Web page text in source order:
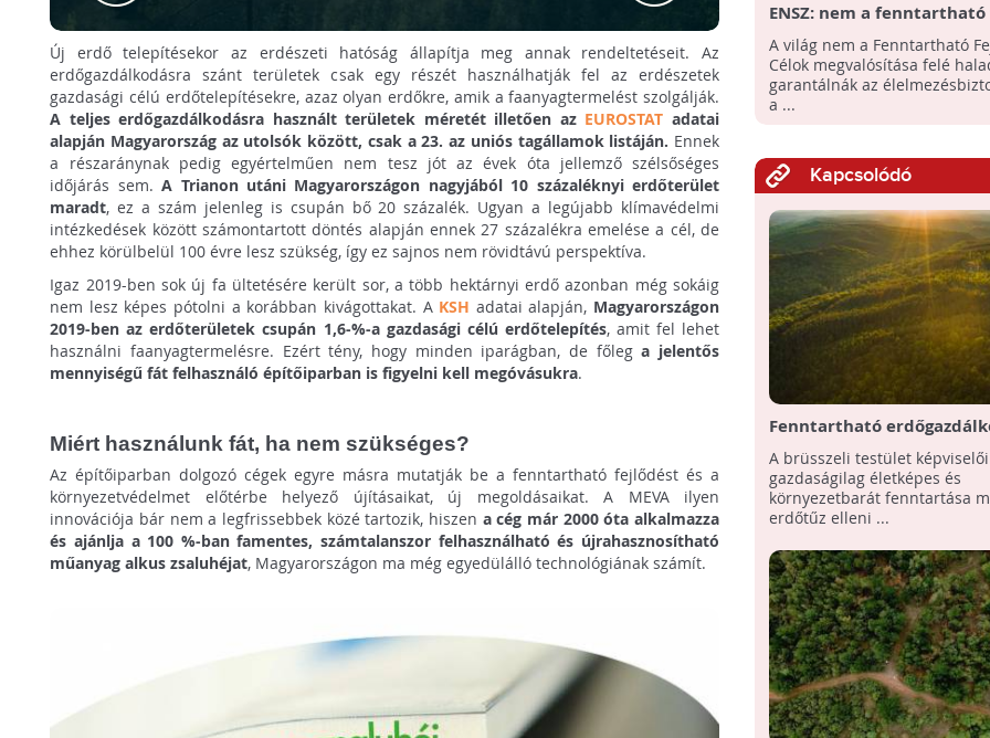
Új erdő telepítésekor az erdészeti hatóság állapítja meg annak rendeltetéseit. Az
erdőgazdálkodásra szánt területek csak egy részét használhatják fel az erdészetek
gazdasági célú erdőtelepítésekre, azaz olyan erdőkre, amik a faanyagtermelést szolgálják.
A teljes erdőgazdálkodásra használt területek méretét illetően az EUROSTAT adatai
alapján Magyarország az utolsók között, csak a 23. az uniós tagállamok listáján. Ennek
a részaránynak pedig egyértelműen nem tesz jót az évek óta jellemző szélsőséges
időjárás sem.A Trianon utáni Magyarországon nagyjából 10 százaléknyi erdőterület
maradt, ez a szám jelenleg is csupán bő 20 százalék. Ugyan a legújabb klímavédelmi
intézkedések között számontartott döntés alapján ennek 27 százalékra emelése a cél, de
ehhez körülbelül 100 évre lesz szükség, így ez sajnos nem rövidtávú perspektíva.
Igaz 2019-ben sok új fa ültetésére került sor, a több hektárnyi erdő azonban még sokáig
nem lesz képes pótolni a korábban kivágottakat. A KSH adatai alapján, Magyarországon
2019-ben az erdőterületek csupán 1,6-%-a gazdasági célú erdőtelepítés, amit fel lehet
használni faanyagtermelésre. Ezért tény, hogy minden iparágban, de főlega jelentős
mennyiségű fát felhasználó építőiparban is figyelni kell megóvásukra.
Miért használunk fát, ha nem szükséges?
Az építőiparban dolgozó cégek egyre másra mutatják be a fenntartható fejlődést és a
környezetvédelmet előtérbe helyező újításaikat, új megoldásaikat. A MEVA ilyen
innovációja bár nem a legfrissebbek közé tartozik, hiszen a cég már 2000 óta alkalmazza
és ajánlja a 100 %-ban famentes, számtalanszor felhasználható és újrahasznosítható
műanyag alkus zsaluhéjat, Magyarországon ma még egyedülálló technológiának számít.
ENSZ: nem a
felé haladunk
A világ nem a Fenntartható
Célok megvalósítása felé
garantálnák az
a ...
Kapcsolódó
Fenntartható
szóló stratégiai szintű
fogadott el az Európai
A brüsszeli testület
gazdaságilag életképes és
környezetbarát fenntartása
erdőtűz elleni ...